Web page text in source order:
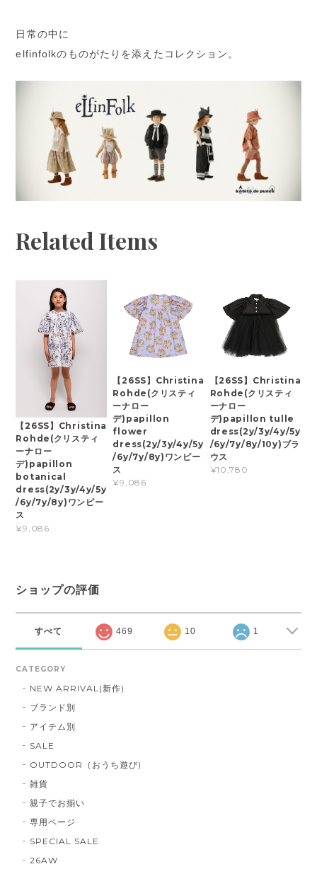
日常の中に
elfinfolkのものがたりを添えたコレクション。
Related Items
【26SS】Christina
Rohde(クリスティ
ーナロー
デ)papillon
botanical
dress(2y/3y/4y/5y
/6y/7y/8y)ワンピー
ス
¥9,086
【26SS】Christina
Rohde(クリスティ
ーナロー
デ)papillon
flower
dress(2y/3y/4y/5y
/6y/7y/8y)ワンピー
ス
¥9,086
【26SS】Christina
Rohde(クリスティ
ーナロー
デ)papillon tulle
dress(2y/3y/4y/5y
/6y/7y/8y/10y)ブラ
ウス
¥10,780
ショップの評価
すべて 469 10 1
CATEGORY
NEW ARRIVAL(新作)
ブランド別
アイテム別
SALE
OUTDOOR（おうち遊び)
雑貨
親子でお揃い
専用ページ
SPECIAL SALE
26AW